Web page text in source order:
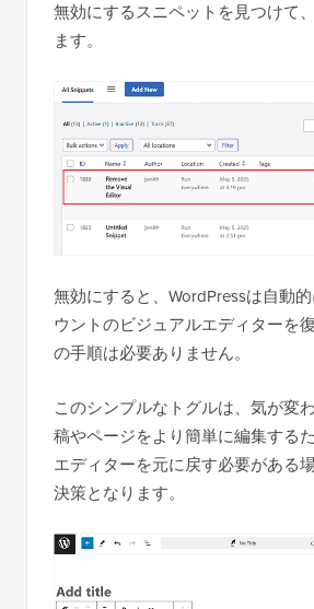
無効にするスニペットを見つけて
ます。
無効にすると、WordPressは自動
ウントのビジュアルエディターを
の手順は必要ありません。
このシンプルなトグルは、気が変
稿やページをより簡単に編集する
エディターを元に戻す必要がある
決策となります。